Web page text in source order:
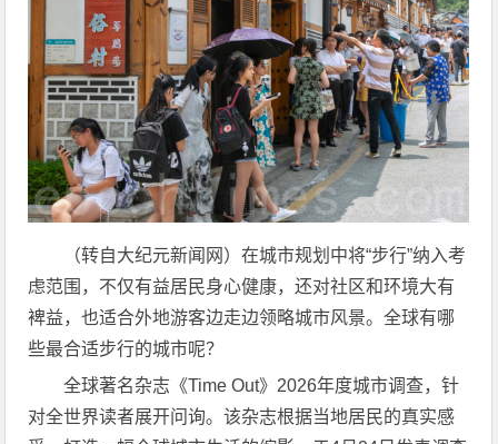
（转自大纪元新闻网）在城市规划中将“步行”纳入考
虑范围，不仅有益居民身心健康，还对社区和环境大有
裨益，也适合外地游客边走边领略城市风景。全球有哪
些最合适步行的城市呢？
全球著名杂志《Time Out》2026年度城市调查，针
对全世界读者展开问询。该杂志根据当地居民的真实感